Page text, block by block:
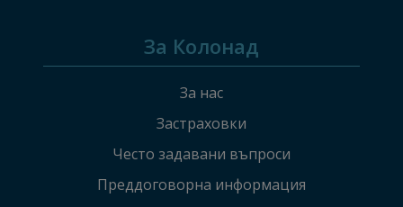
За Колонад
За нас
Застраховки
Често задавани въпроси
Преддоговорна информация